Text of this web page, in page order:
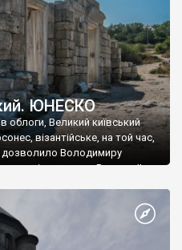
ЮНЕСКО
облоги, Великий київський
візантійське, на той час,
дозволило Володимиру
імператору Василю ІІ, та
став Василем-християнином.
честь Херсонесу Таврійського